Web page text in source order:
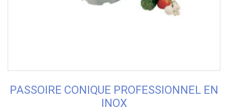
PASSOIRE CONIQUE PROFESSIONNEL EN
INOX